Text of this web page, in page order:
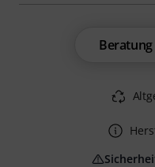
Beratung